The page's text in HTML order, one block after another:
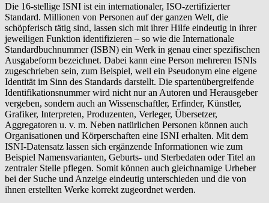
Die 16-stellige ISNI ist ein internationaler, ISO-zertifizierter
Standard. Millionen von Personen auf der ganzen Welt, die
schöpferisch tätig sind, lassen sich mit ihrer Hilfe eindeutig in ihrer
jeweiligen Funktion identifizieren – so wie die Internationale
Standardbuchnummer (ISBN) ein Werk in genau einer spezifischen
Ausgabeform bezeichnet. Dabei kann eine Person mehreren ISNIs
zugeschrieben sein, zum Beispiel, weil ein Pseudonym eine eigene
Identität im Sinn des Standards darstellt. Die spartenübergreifende
Identifikationsnummer wird nicht nur an Autoren und Herausgeber
vergeben, sondern auch an Wissenschaftler, Erfinder, Künstler,
Grafiker, Interpreten, Produzenten, Verleger, Übersetzer,
Aggregatoren u. v. m. Neben natürlichen Personen können auch
Organisationen und Körperschaften eine ISNI erhalten. Mit dem
ISNI-Datensatz lassen sich ergänzende Informationen wie zum
Beispiel Namensvarianten, Geburts- und Sterbedaten oder Titel an
zentraler Stelle pflegen. Somit können auch gleichnamige Urheber
bei der Suche und Anzeige eindeutig unterschieden und die von
ihnen erstellten Werke korrekt zugeordnet werden.